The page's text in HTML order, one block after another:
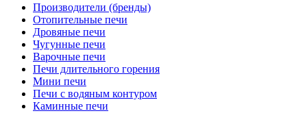
Производители (бренды)
Отопительные печи
Дровяные печи
Чугунные печи
Варочные печи
Печи длительного горения
Мини печи
Печи с водяным контуром
Каминные печи